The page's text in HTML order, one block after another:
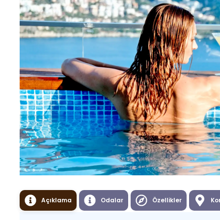
Açıklama Odalar Özellikler